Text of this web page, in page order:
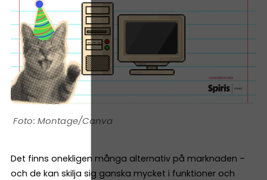
Montage/Canva
Det finns onekligen många alternativ på marknaden –
och de kan skilja sig ganska mycket i funktioner och